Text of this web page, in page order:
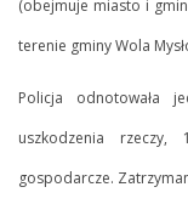
(obejmuje miasto i
terenie gminy Wola
Policja odnotowała
uszkodzenia
gospodarcze.